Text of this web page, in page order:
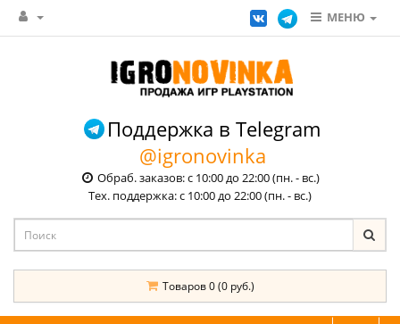
МЕНЮ
Поддержка в Telegram
@igronovinka
Обраб. заказов: с 10:00 до 22:00 (пн. - вс.)
Тех. поддержка: с 10:00 до 22:00 (пн. - вс.)
Товаров 0 (0 руб.)